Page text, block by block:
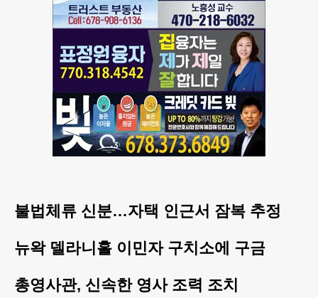
불법체류 신분…자택 인근서 잠복 추정
뉴왁 델라니홀 이민자 구치소에 구금
총영사관, 신속한 영사 조력 조치